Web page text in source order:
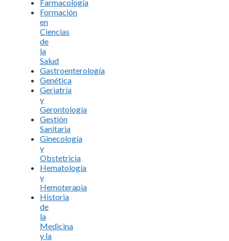
Farmacología
Formación
en
Ciencias
de
la
Salud
Gastroenterología
Genética
Geriatría
y
Gerontología
Gestión
Sanitaria
Ginecología
y
Obstetricia
Hematología
y
Hemoterapia
Historia
de
la
Medicina
y la